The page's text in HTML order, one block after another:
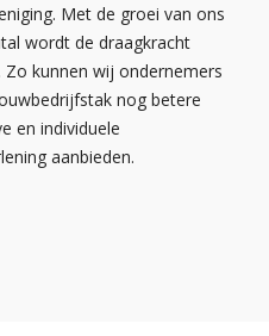
Met de groei van ons
wordt de draagkracht
kunnen wij ondernemers
nog betere
en individuele
aanbieden.